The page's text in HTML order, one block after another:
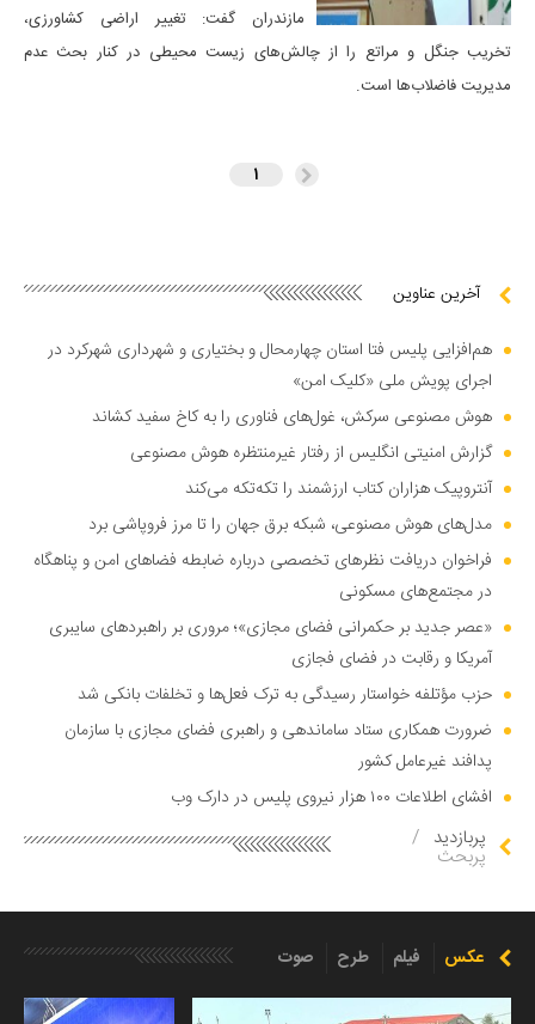
مازندران گفت: تغییر اراضی کشاورزی،
تخریب جنگل و مراتع را از چالش‌های زیست محیطی در کنار بحث عدم
مدیریت فاضلاب‌ها است.
۱
آخرین عناوین
هم‌افزایی پلیس فتا استان چهارمحال و بختیاری و شهرداری شهرکرد در
اجرای پویش ملی «کلیک امن»
هوش مصنوعی سرکش، غول‌های فناوری را به کاخ سفید کشاند
گزارش امنیتی انگلیس از رفتار غیرمنتظره هوش مصنوعی
آنتروپیک هزاران کتاب ارزشمند را تکه‌تکه می‌کند
مدل‌های هوش مصنوعی، شبکه برق جهان را تا مرز فروپاشی برد
فراخوان دریافت نظر‌های تخصصی درباره ضابطه فضا‌های امن و پناهگاه
در مجتمع‌های مسکونی
«عصر جدید بر حکمرانی فضای مجازی»؛ مروری بر راهبرد‌های سایبری
آمریکا و رقابت در فضای فجازی
حزب مؤتلفه خواستار رسیدگی به ترک فعل‌ها و تخلفات بانکی شد
ضرورت همکاری ستاد ساماندهی و راهبری فضای مجازی با سازمان
پدافند غیرعامل کشور
افشای اطلاعات ۱۰۰ هزار نیروی پلیس در دارک وب
پربازدید /
پربحث
عکس فیلم طرح صوت